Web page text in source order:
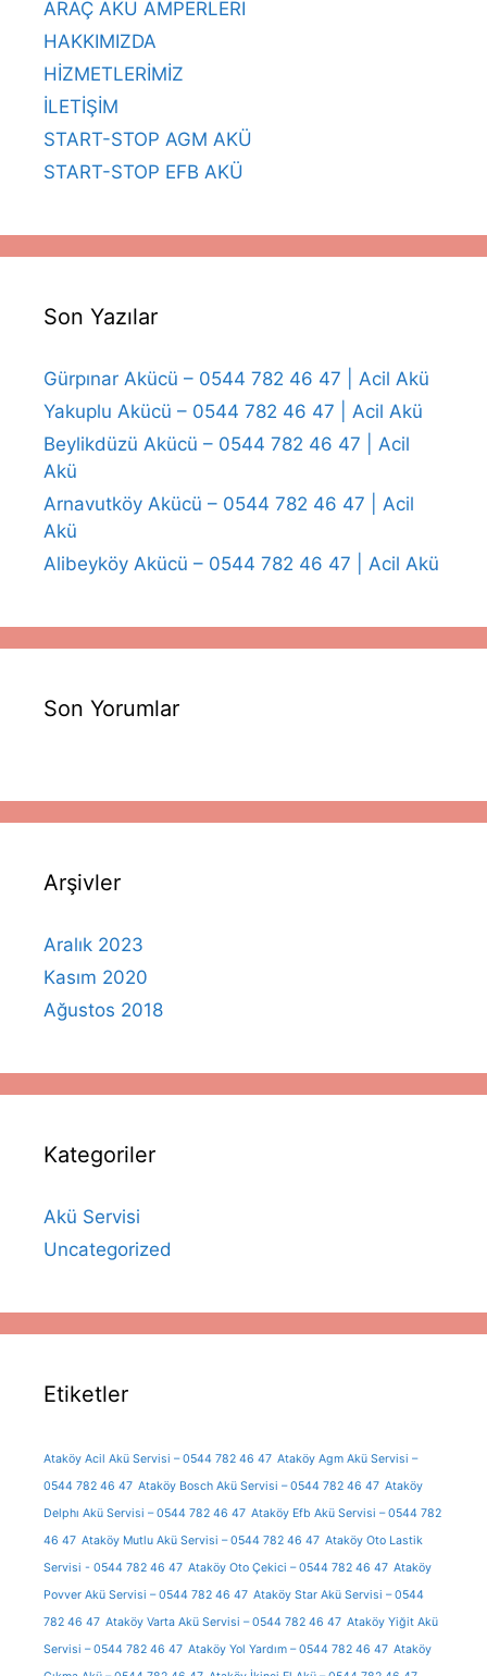
ARAÇ AKÜ AMPERLERİ
HAKKIMIZDA
HİZMETLERİMİZ
İLETİŞİM
START-STOP AGM AKÜ
START-STOP EFB AKÜ
Son Yazılar
Gürpınar Akücü – 0544 782 46 47 | Acil Akü
Yakuplu Akücü – 0544 782 46 47 | Acil Akü
Beylikdüzü Akücü – 0544 782 46 47 | Acil
Akü
Arnavutköy Akücü – 0544 782 46 47 | Acil
Akü
Alibeyköy Akücü – 0544 782 46 47 | Acil Akü
Son Yorumlar
Arşivler
Aralık 2023
Kasım 2020
Ağustos 2018
Kategoriler
Akü Servisi
Uncategorized
Etiketler
Ataköy Acil Akü Servisi – 0544 782 46 47 Ataköy Agm Akü Servisi –
0544 782 46 47 Ataköy Bosch Akü Servisi – 0544 782 46 47 Ataköy
Delphı Akü Servisi – 0544 782 46 47 Ataköy Efb Akü Servisi – 0544 782
46 47 Ataköy Mutlu Akü Servisi – 0544 782 46 47 Ataköy Oto Lastik
Servisi - 0544 782 46 47 Ataköy Oto Çekici – 0544 782 46 47 Ataköy
Povver Akü Servisi – 0544 782 46 47 Ataköy Star Akü Servisi – 0544
782 46 47 Ataköy Varta Akü Servisi – 0544 782 46 47 Ataköy Yiğit Akü
Servisi – 0544 782 46 47 Ataköy Yol Yardım – 0544 782 46 47 Ataköy